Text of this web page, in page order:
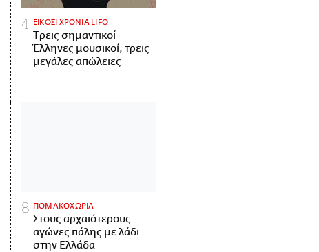
ΕΙΚΟΣΙ ΧΡΟΝΙΑ LIFO
Tρεις σημαντικοί
Έλληνες μουσικοί, τρεις
μεγάλες απώλειες
ΠΟΜΑΚΟΧΩΡΙΑ
Στους αρχαιότερους
αγώνες πάλης με λάδι
στην Ελλάδα